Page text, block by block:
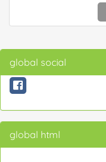
global social
global html